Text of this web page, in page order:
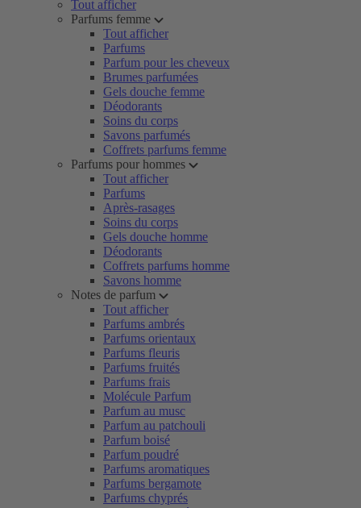
Tout afficher
Parfums femme
Tout afficher
Parfums
Parfum pour les cheveux
Brumes parfumées
Gels douche femme
Déodorants
Soins du corps
Savons parfumés
Coffrets parfums femme
Parfums pour hommes
Tout afficher
Parfums
Après-rasages
Soins du corps
Gels douche homme
Déodorants
Coffrets parfums homme
Savons homme
Notes de parfum
Tout afficher
Parfums ambrés
Parfums orientaux
Parfums fleuris
Parfums fruités
Parfums frais
Molécule Parfum
Parfum au musc
Parfum au patchouli
Parfum boisé
Parfum poudré
Parfums aromatiques
Parfums bergamote
Parfums chyprés